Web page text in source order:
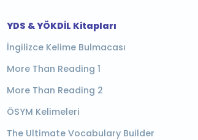
YDS & YÖKDİL Kitapları
İngilizce Kelime Bulmacası
More Than Reading 1
More Than Reading 2
ÖSYM Kelimeleri
The Ultimate Vocabulary Builder